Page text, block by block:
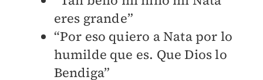
eres grande”
“Por eso quiero a Nata por lo
humilde que es. Que Dios lo
Bendiga”